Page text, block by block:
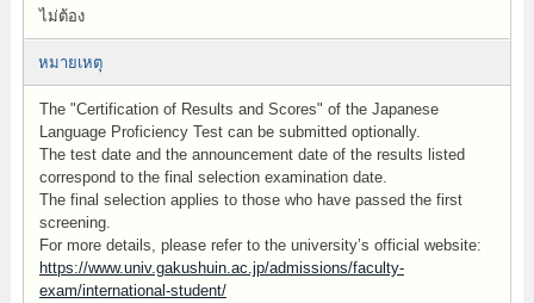
ไม่ต้อง
หมายเหตุ
The "Certification of Results and Scores" of the Japanese
Language Proficiency Test can be submitted optionally.
The test date and the announcement date of the results listed
correspond to the final selection examination date.
The final selection applies to those who have passed the first
screening.
For more details, please refer to the university’s official website:
https://www.univ.gakushuin.ac.jp/admissions/faculty-
exam/international-student/